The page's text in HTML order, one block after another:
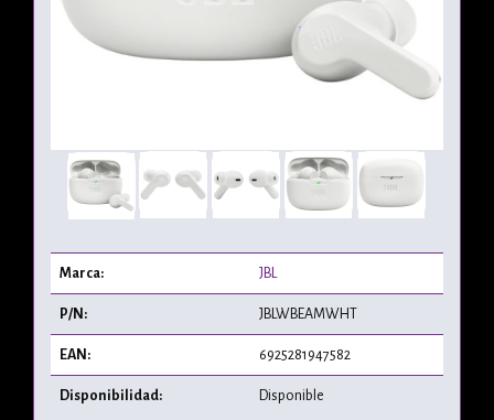
Marca: JBL
P/N: JBLWBEAMWHT
EAN: 6925281947582
Disponibilidad: Disponible